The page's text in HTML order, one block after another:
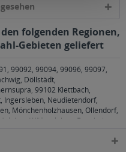
folgenden Regionen,
Gebieten geliefert
99092, 99094, 99096, 99097,
Döllstädt,
, 99102 Klettbach,
Ingersleben, Neudietendorf,
Mönchenholzhausen, Ollendorf,
Wüllersleben, Dornheim,